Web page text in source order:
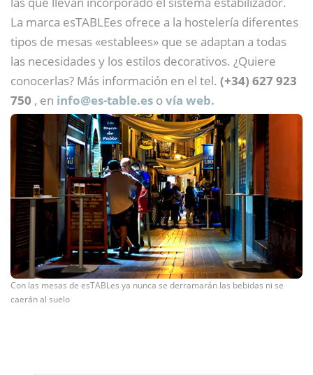
La marca esTABLEes ofrece a la hostelería diferentes
tipos de mesas «establees» que se adaptan a todas
las necesidades y los estilos decorativos. ¿Quiere
conocerlas? Más información en el tel. (+34) 627 923
750 , en info@es-table.es ovía web.
Con las mesas de esTABLes ya nunca se derramarán las bebidas ni se
caerán al suelo